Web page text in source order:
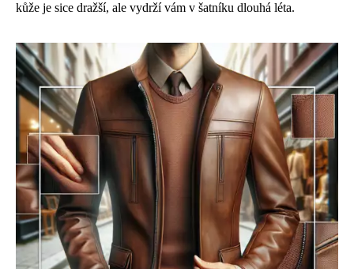
kůže je sice dražší, ale vydrží vám v šatníku dlouhá léta.